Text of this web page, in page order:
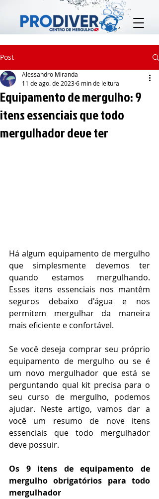
Post
Equipamento de mergulho: 9
itens essenciais que todo
mergulhador deve ter
Alessandro Miranda
11 de ago. de 20236 min de leitura
Há algum equipamento de mergulho
que simplesmente devemos ter
quando estamos mergulhando.
Esses itens essenciais nos mantêm
seguros debaixo d'água e nos
permitem mergulhar da maneira
mais eficiente e confortável.
Se você deseja comprar seu próprio
equipamento de mergulho ou se é
um novo mergulhador que está se
perguntando qual kit precisa para o
seu curso de mergulho, podemos
ajudar. Neste artigo, vamos dar a
você um resumo de nove itens
essenciais que todo mergulhador
deve possuir.
Os 9 itens de equipamento de
mergulho obrigatórios para todo
mergulhador